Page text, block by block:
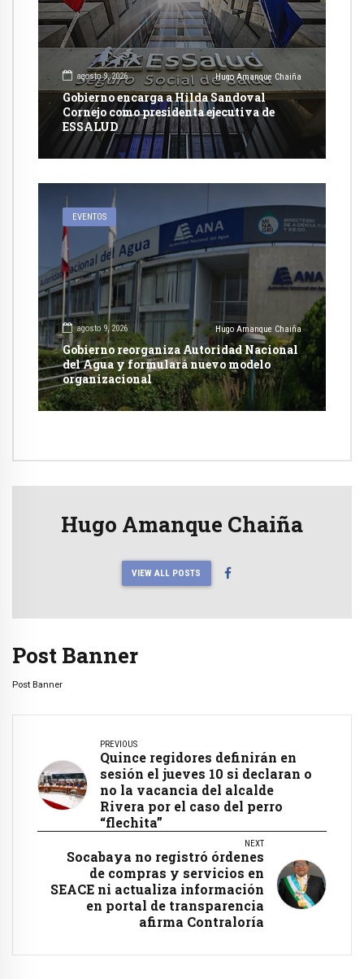
agosto 9, 2026 Hugo Amanque Chaiña
Gobierno encarga a Hilda Sandoval
Cornejo como presidenta ejecutiva de
ESSALUD
EVENTOS
agosto 9, 2026 Hugo Amanque Chaiña
Gobierno reorganiza Autoridad Nacional
del Agua y formulará nuevo modelo
organizacional
Hugo Amanque Chaiña
VIEW ALL POSTS
Post Banner
Post Banner
PREVIOUS
Quince regidores definirán en
sesión el jueves 10 si declaran o
no la vacancia del alcalde
Rivera por el caso del perro
“flechita”
NEXT
Socabaya no registró órdenes
de compras y servicios en
SEACE ni actualiza información
en portal de transparencia
afirma Contraloría